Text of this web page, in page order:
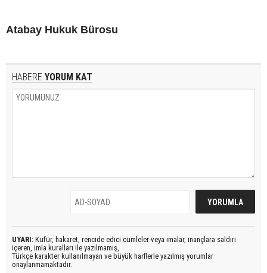
Atabay Hukuk Bürosu
HABERE YORUM KAT
UYARI: Küfür, hakaret, rencide edici cümleler veya imalar, inançlara saldırı
içeren, imla kuralları ile yazılmamış,
Türkçe karakter kullanılmayan ve büyük harflerle yazılmış yorumlar
onaylanmamaktadır.